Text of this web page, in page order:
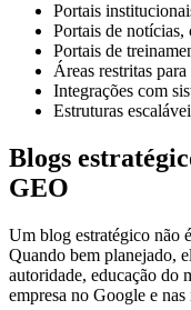
Portais
Portais de notícias,
Portais de
Áreas restritas
Integrações com
Estruturas
Blogs
GEO
Um blog estratégico não
Quando bem planejado,
autoridade, educação do
empresa no Google e